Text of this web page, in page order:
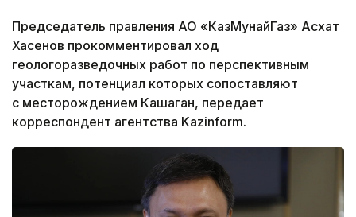
Председатель правления АО «КазМунайГаз» Асхат
Хасенов прокомментировал ход
геологоразведочных работ по перспективным
участкам, потенциал которых сопоставляют
с месторождением Кашаган, передает
корреспондент агентства Kazinform.